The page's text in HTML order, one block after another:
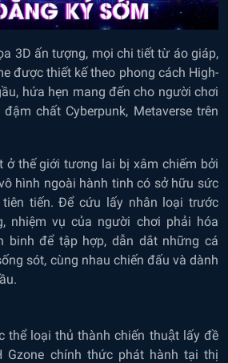
3D ấn tượng, mọi chi tiết từ áo giáp,
được thiết kế theo phong cách High-
hứa hẹn mang đến cho người chơi
chất Cyberpunk, Metaverse trên
ở thế giới tương lai bị xâm chiếm bởi
hình ngoài hành tinh có sở hữu sức
tiến. Để cứu lấy nhân loại trước
nhiệm vụ của người chơi phải hóa
binh để tập hợp, dẫn dắt những cá
sót, cùng nhau chiến đấu và dành
thể loại thủ thành chiến thuật lấy đề
Gzone chính thức phát hành tại thị